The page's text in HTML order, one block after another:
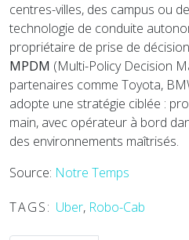
centres-villes, des campus ou
technologie de conduite
propriétaire de prise de
MPDM (Multi-Policy Decision
partenaires comme Toyota,
adopte une stratégie ciblée :
main, avec opérateur à bord
des environnements maîtrisés.
Source: Notre Temps
TAGS: Uber, Robo-Cab